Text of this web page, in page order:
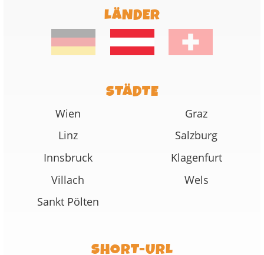
LÄNDER
STÄDTE
Wien
Graz
Linz
Salzburg
Innsbruck
Klagenfurt
Villach
Wels
Sankt Pölten
SHORT-URL